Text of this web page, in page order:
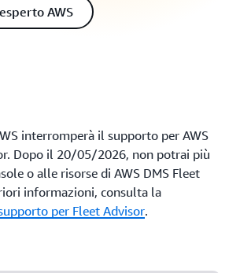
AWS
interromperà il supporto per AWS
Dopo il 20/05/2026, non potrai più
o alle risorse di AWS DMS Fleet
informazioni, consulta la
per Fleet Advisor.